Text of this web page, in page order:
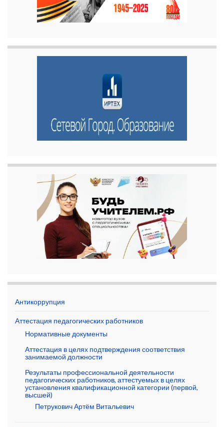
Антикоррупция
Аттестация педагогических работников
Нормативные документы
Аттестация в целях подтверждения соответствия
занимаемой должности
Результаты профессиональной деятельности
педагогических работников, аттестуемых в целях
установления квалификационной категории (первой,
высшей)
Петрукович Артём Витальевич